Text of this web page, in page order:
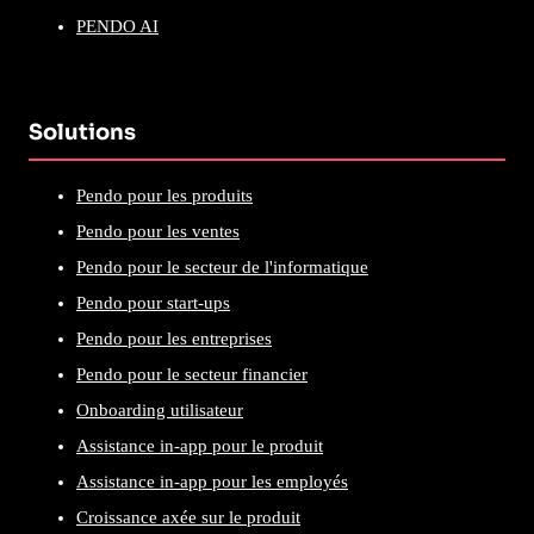
PENDO AI
Solutions
Pendo pour les produits
Pendo pour les ventes
Pendo pour le secteur de l'informatique
Pendo pour start-ups
Pendo pour les entreprises
Pendo pour le secteur financier
Onboarding utilisateur
Assistance in-app pour le produit
Assistance in-app pour les employés
Croissance axée sur le produit